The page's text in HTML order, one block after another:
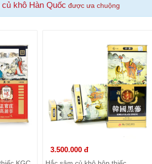
khô Hàn Quốc được ưa chuộng
3.500.000 đ